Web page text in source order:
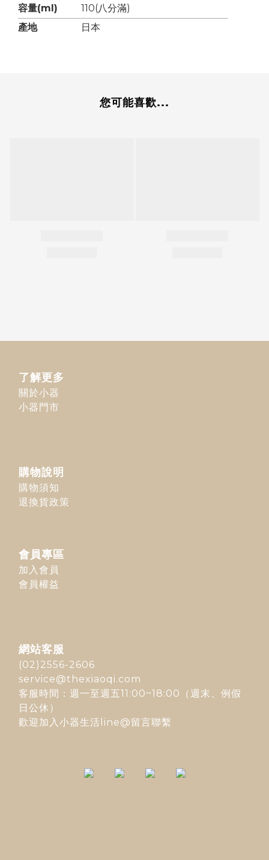
容量(ml)
110(八分滿)
產地
日本
您可能喜歡...
了解更多
關於小器
小器門市
購物說明
購物須知
退換貨政策
會員專區
加入會員
會員權益
網站客服
(02)2556-2606
service@thexiaoqi.com
客服時間：週一至週五11:00~18:00（週末、例假
日公休）
歡迎加入 小器生活line@留言聯繫